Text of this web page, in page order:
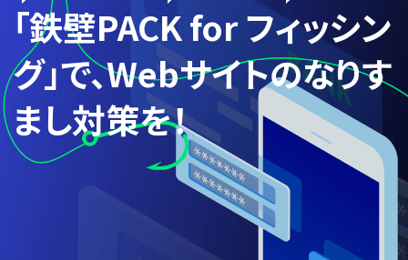
「鉄壁PACK for フィッシン
グ」で、Webサイトのなりす
まし対策を！